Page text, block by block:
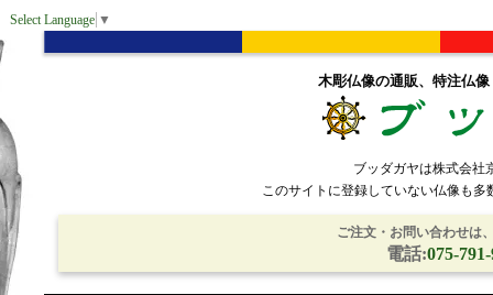
Select Language ▼
木彫仏像の通販、特注仏
ブッダガヤは株式会社
このサイトに登録していない仏像も
ご注文・お問い合わせは
電話:075-